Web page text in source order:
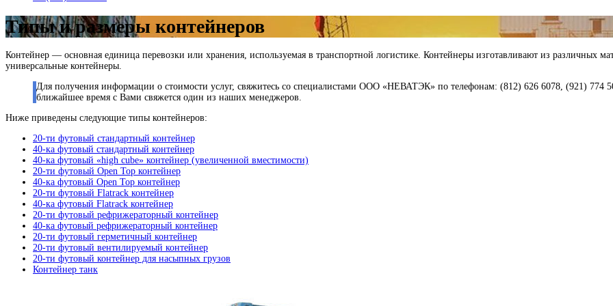
Типы и размеры контейнеров
Контейнер — основная единица перевозки или хранения, используемая в транспортной логистике. Контейнеры изготавливают из различных
универсальные контейнеры.
Для получения информации о стоимости услуг, свяжитесь со специалистами ООО «НЕВАТЭК» по телефонам: (812) 626 6078, (921) 774
ближайшее время с Вами свяжется один из наших менеджеров.
Ниже приведены следующие типы контейнеров:
20-ти футовый стандартный контейнер
40-ка футовый стандартный контейнер
40-ка футовый «high cube» контейнер (увеличенной вместимости)
20-ти футовый Open Top контейнер
40-ка футовый Open Top контейнер
20-ти футовый Flatrack контейнер
40-ка футовый Flatrack контейнер
20-ти футовый рефрижераторный контейнер
40-ка футовый рефрижераторный контейнер
20-ти футовый герметичный контейнер
20-ти футовый вентилируемый контейнер
20-ти футовый контейнер для насыпных грузов
Контейнер танк